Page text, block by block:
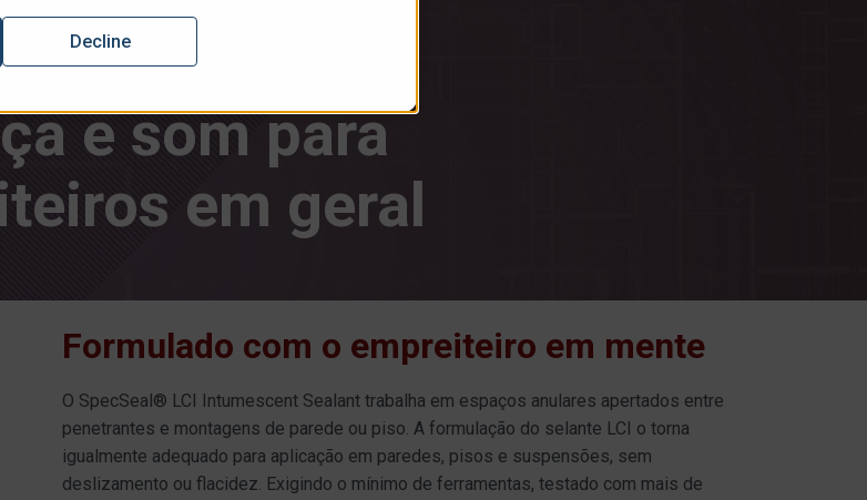
Decline
de Firestop,
e som para
em geral
Formulado com o empreiteiro em mente
O SpecSeal® LCI Intumescent Sealant trabalha em espaços anulares apertados entre
penetrantes e montagens de parede ou piso. A formulação do selante LCI o torna
igualmente adequado para aplicação em paredes, pisos e suspensões, sem
deslizamento ou flacidez. Exigindo o mínimo de ferramentas, testado com mais de